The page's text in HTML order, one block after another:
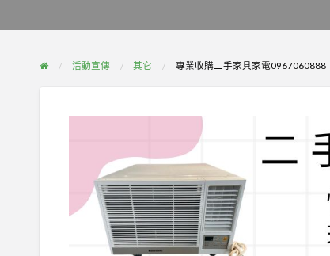
活動宣傳 其它 專業收購二手家具家電0967060888